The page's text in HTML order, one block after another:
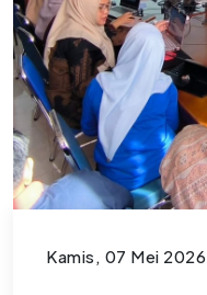
Kamis, 07 Mei 2026